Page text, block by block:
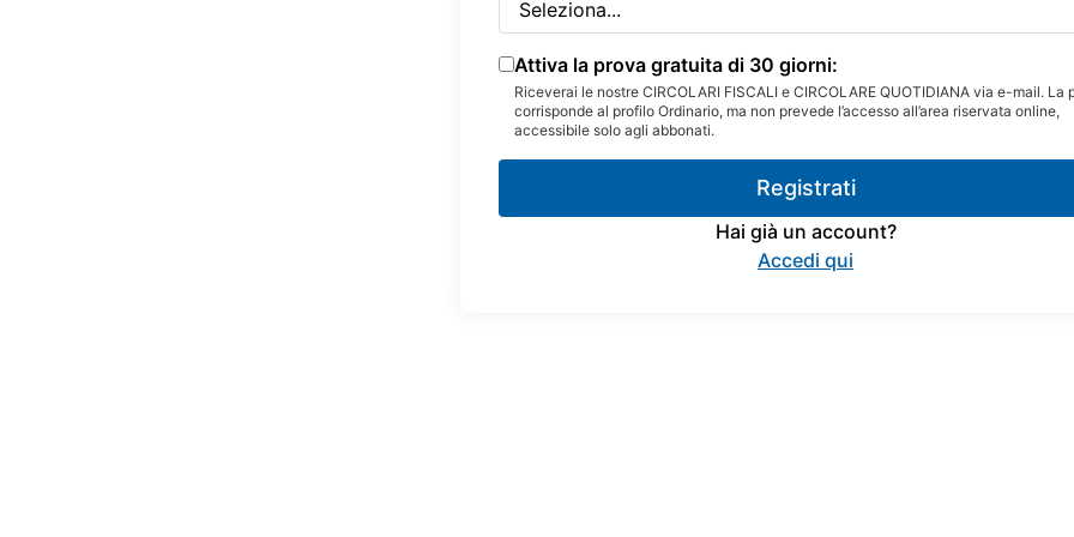
Attiva la prova gratuita di 30 giorni:
Riceverai le nostre CIRCOLARI FISCALI e CIRCOLARE QUOTIDIANA via e-mail. La
corrisponde al profilo Ordinario, ma non prevede l’accesso all’area riservata online,
accessibile solo agli abbonati.
Registrati
Hai già un account?
Accedi qui